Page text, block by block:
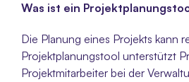
Was ist ein
Die Planung eines Projekts kann
Projektplanungstool unterstützt
Projektmitarbeiter bei der